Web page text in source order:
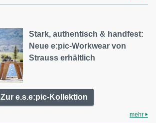
Stark, authentisch & handfest:
Neue e:pic-Workwear von
Strauss erhältlich
Zur e.s.e:pic-Kollektion
mehr